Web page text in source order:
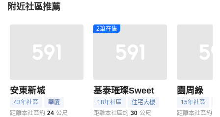
附近社區推薦
安東新城
43年社區
華廈
距離本社區約 24 公尺
2筆在售
基泰璀璨Sweet
18年社區
住宅大樓
距離本社區約 30 公尺
園周綠
15年社區
距離本社區約